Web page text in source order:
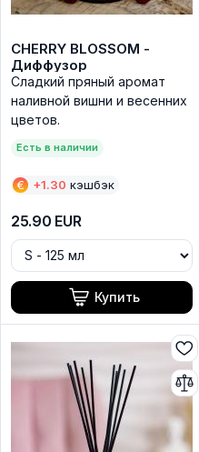
CHERRY BLOSSOM -
Диффузор
Сладкий пряный аромат
наливной вишни и весенних
цветов.
Есть в наличии
€ +1.30 кэшбэк
25.90 EUR
Купить